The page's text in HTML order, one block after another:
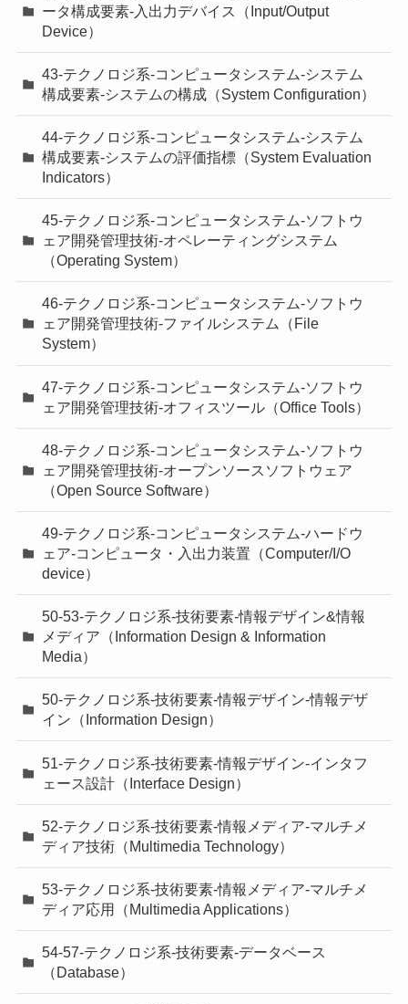
ータ構成要素-入出力デバイス（Input/Output
Device）
43-テクノロジ系-コンピュータシステム-システム
構成要素-システムの構成（System Configuration）
44-テクノロジ系-コンピュータシステム-システム
構成要素-システムの評価指標（System Evaluation
Indicators）
45-テクノロジ系-コンピュータシステム-ソフトウ
ェア開発管理技術-オペレーティングシステム
（Operating System）
46-テクノロジ系-コンピュータシステム-ソフトウ
ェア開発管理技術-ファイルシステム（File
System）
47-テクノロジ系-コンピュータシステム-ソフトウ
ェア開発管理技術-オフィスツール（Office Tools）
48-テクノロジ系-コンピュータシステム-ソフトウ
ェア開発管理技術-オープンソースソフトウェア
（Open Source Software）
49-テクノロジ系-コンピュータシステム-ハードウ
ェア-コンピュータ・入出力装置（Computer/I/O
device）
50-53-テクノロジ系-技術要素-情報デザイン&情報
メディア（Information Design & Information
Media）
50-テクノロジ系-技術要素-情報デザイン-情報デザ
イン（Information Design）
51-テクノロジ系-技術要素-情報デザイン-インタフ
ェース設計（Interface Design）
52-テクノロジ系-技術要素-情報メディア-マルチメ
ディア技術（Multimedia Technology）
53-テクノロジ系-技術要素-情報メディア-マルチメ
ディア応用（Multimedia Applications）
54-57-テクノロジ系-技術要素-データベース
（Database）